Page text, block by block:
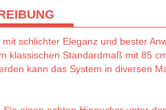
schlichter Eleganz und bester
klassischen Standardmaß mit 85
kann das System in diversen